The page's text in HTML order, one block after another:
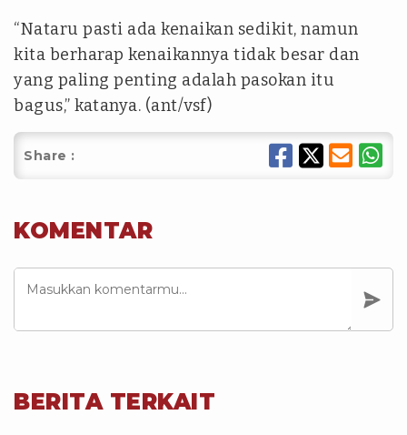
“Nataru pasti ada kenaikan sedikit, namun
kita berharap kenaikannya tidak besar dan
yang paling penting adalah pasokan itu
bagus,” katanya. (ant/vsf)
Share :
KOMENTAR
BERITA TERKAIT